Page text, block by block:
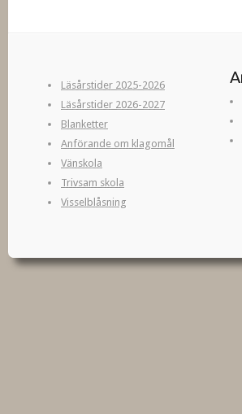
Läsårstider 2025-2026
Läsårstider 2026-2027
Blanketter
Anförande om klagomål
Vänskola
Trivsam skola
Visselblåsning